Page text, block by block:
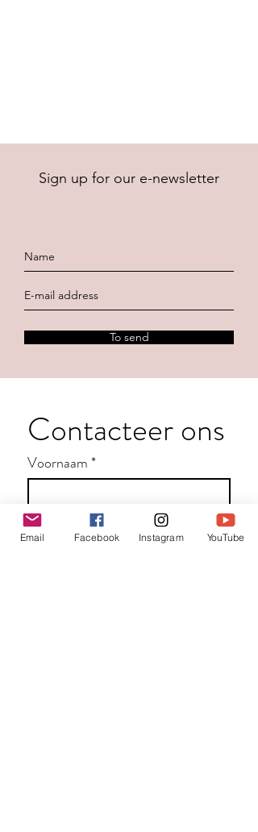
Sign up for our e-newsletter
To send
Contacteer ons
Voornaam*
Familienaam
Email Facebook Instagram YouTube